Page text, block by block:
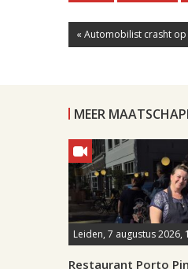
« Automobilist crasht
MEER
Leiden, 7 augustus 2026,
Restaurant Porto